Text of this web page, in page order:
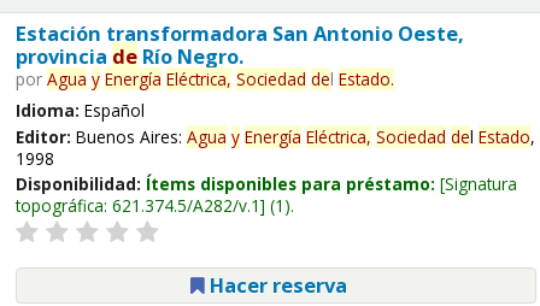
Estación transformadora San Antonio Oeste,
provincia deRío Negro.
por Agua y Energía Eléctrica, Sociedad del Estado.
Idioma: Español
Editor: Buenos Aires: Agua y Energía Eléctrica, Sociedad del Estado,
1998
Disponibilidad: Ítems disponibles para préstamo: Signatura
topográfica: 621.374.5/A282/v.1 (1).
Hacer reserva